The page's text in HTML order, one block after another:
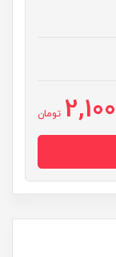
تومان